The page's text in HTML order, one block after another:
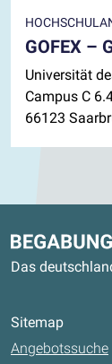
GOFEX –
Universität
Campus C
66123
Begabungslotse
Das
Sitemap
Angebotssuche